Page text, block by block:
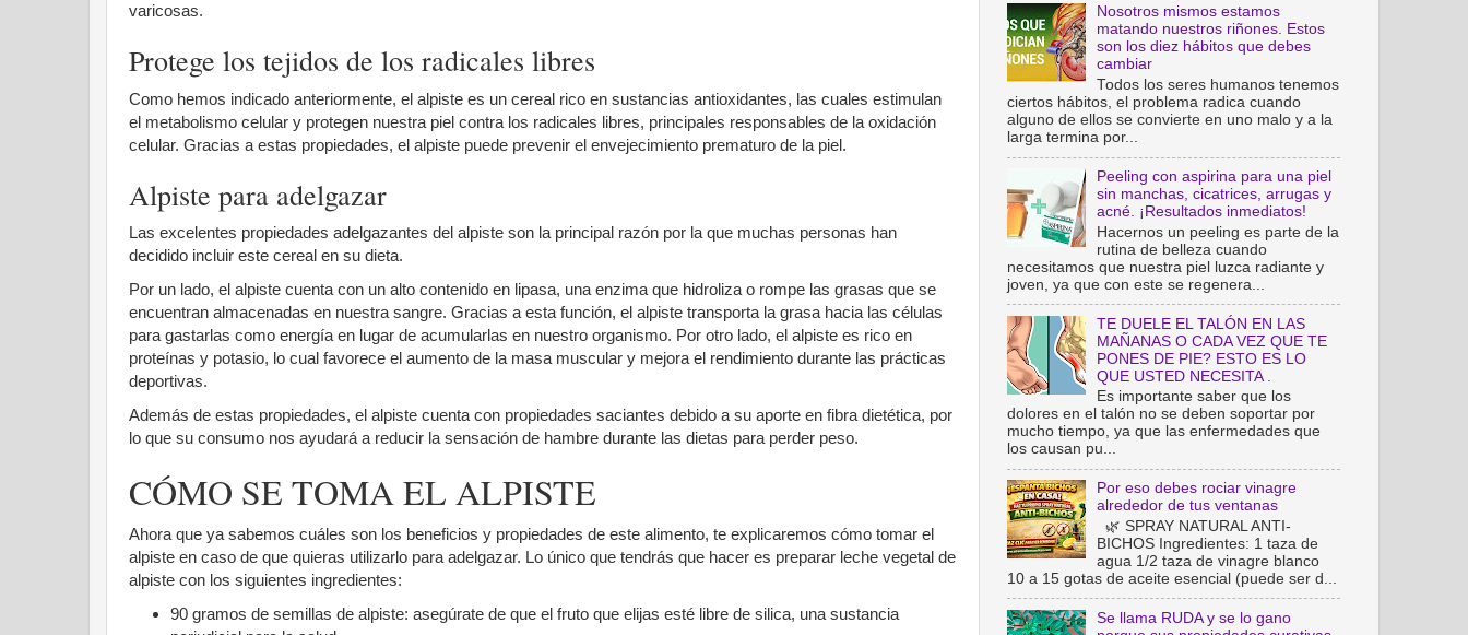
varicosas.
Protege los tejidos de los radicales libres
Como hemos indicado anteriormente, el alpiste es un cereal rico en sustancias antioxidantes, las cuales estimulan
el metabolismo celular y protegen nuestra piel contra los radicales libres, principales responsables de la oxidación
celular. Gracias a estas propiedades, el alpiste puede prevenir el envejecimiento prematuro de la piel.
Alpiste para adelgazar
Las excelentes propiedades adelgazantes del alpiste son la principal razón por la que muchas personas han
decidido incluir este cereal en su dieta.
Por un lado, el alpiste cuenta con un alto contenido en lipasa, una enzima que hidroliza o rompe las grasas que se
encuentran almacenadas en nuestra sangre. Gracias a esta función, el alpiste transporta la grasa hacia las células
para gastarlas como energía en lugar de acumularlas en nuestro organismo. Por otro lado, el alpiste es rico en
proteínas y potasio, lo cual favorece el aumento de la masa muscular y mejora el rendimiento durante las prácticas
deportivas.
Además de estas propiedades, el alpiste cuenta con propiedades saciantes debido a su aporte en fibra dietética, por
lo que su consumo nos ayudará a reducir la sensación de hambre durante las dietas para perder peso.
CÓMO SE TOMA EL ALPISTE
Ahora que ya sabemos cuáles son los beneficios y propiedades de este alimento, te explicaremos cómo tomar el
alpiste en caso de que quieras utilizarlo para adelgazar. Lo único que tendrás que hacer es preparar leche vegetal de
alpiste con los siguientes ingredientes:
90 gramos de semillas de alpiste: asegúrate de que el fruto que elijas esté libre de silica, una sustancia
Nosotros mismos estamos
matando nuestros riñones. Estos
son los diez hábitos que debes
cambiar
Todos los seres humanos tenemos
ciertos hábitos, el problema radica cuando
alguno de ellos se convierte en uno malo y a la
larga termina por...
Peeling con aspirina para una piel
sin manchas, cicatrices, arrugas y
acné. ¡Resultados inmediatos!
Hacernos un peeling es parte de la
rutina de belleza cuando
necesitamos que nuestra piel luzca radiante y
joven, ya que con este se regenera...
TE DUELE EL TALÓN EN LAS
MAÑANAS O CADA VEZ QUE TE
PONES DE PIE? ESTO ES LO
QUE USTED NECESITA .
Es importante saber que los
dolores en el talón no se deben soportar por
mucho tiempo, ya que las enfermedades que
los causan pu...
Por eso debes rociar vinagre
alrededor de tus ventanas
🌿 SPRAY NATURAL ANTI-
BICHOS Ingredientes: 1 taza de
agua 1/2 taza de vinagre blanco
10 a 15 gotas de aceite esencial (puede ser d...
Se llama RUDA y se lo gano